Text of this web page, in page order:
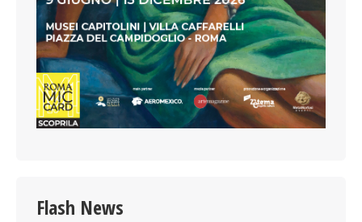
Flash News